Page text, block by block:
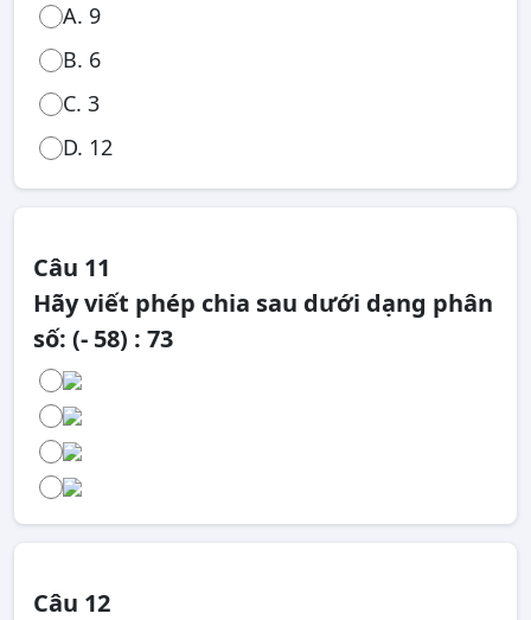
A. 9
B. 6
C. 3
D. 12
Câu 11
Hãy viết phép chia sau dưới dạng phân
số: (- 58) : 73
Câu 12